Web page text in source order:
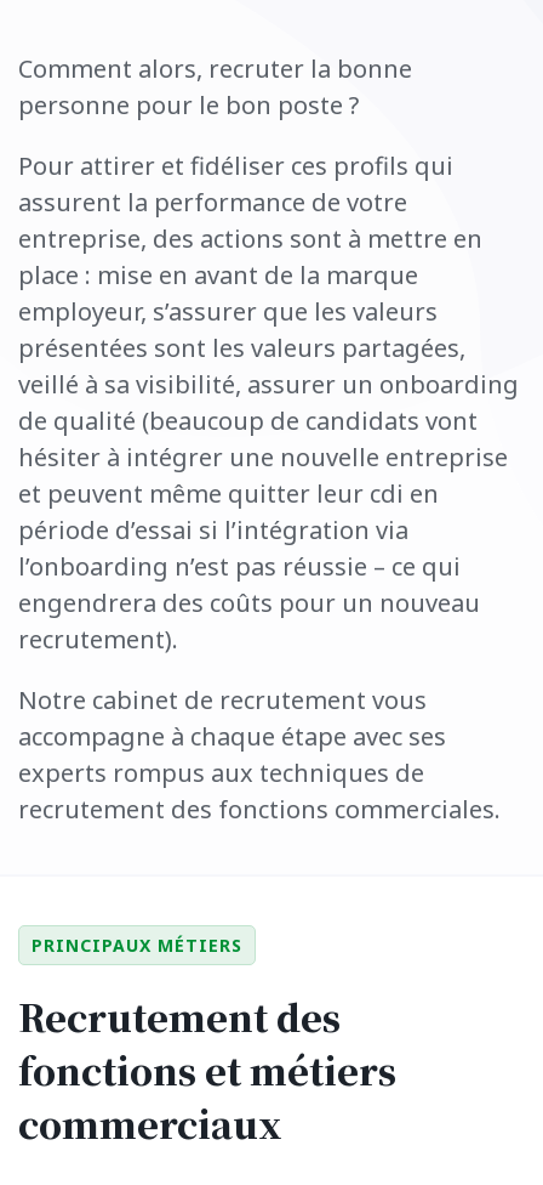
Comment alors, recruter la bonne
personne pour le bon poste ?
Pour attirer et fidéliser ces profils qui
assurent la performance de votre
entreprise, des actions sont à mettre en
place : mise en avant de la marque
employeur, s’assurer que les valeurs
présentées sont les valeurs partagées,
veillé à sa visibilité, assurer un onboarding
de qualité (beaucoup de candidats vont
hésiter à intégrer une nouvelle entreprise
et peuvent même quitter leur cdi en
période d’essai si l’intégration via
l’onboarding n’est pas réussie – ce qui
engendrera des coûts pour un nouveau
recrutement).
Notre cabinet de recrutement vous
accompagne à chaque étape avec ses
experts rompus aux techniques de
recrutement des fonctions commerciales.
PRINCIPAUX MÉTIERS
Recrutement des
fonctions et métiers
commerciaux